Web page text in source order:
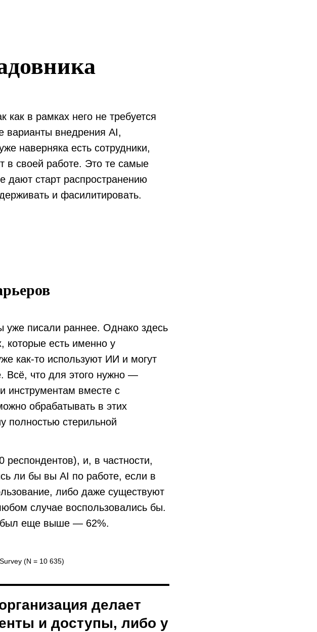
в рамках него не требуется
варианты внедрения AI,
наверняка есть сотрудники,
в своей работе. Это те самые
дают старт распространению
и фасилитировать.
уже писали раннее. Однако здесь
которые есть именно у
как-то используют ИИ и могут
Всё, что для этого нужно —
вместе с
обрабатывать в этих
полностью стерильной
респондентов), и, в частности,
ли бы вы AI по работе, если в
либо даже существуют
случае воспользовались бы.
был еще выше — 62%.
(N = 10 635)
делает
и доступы, либо у